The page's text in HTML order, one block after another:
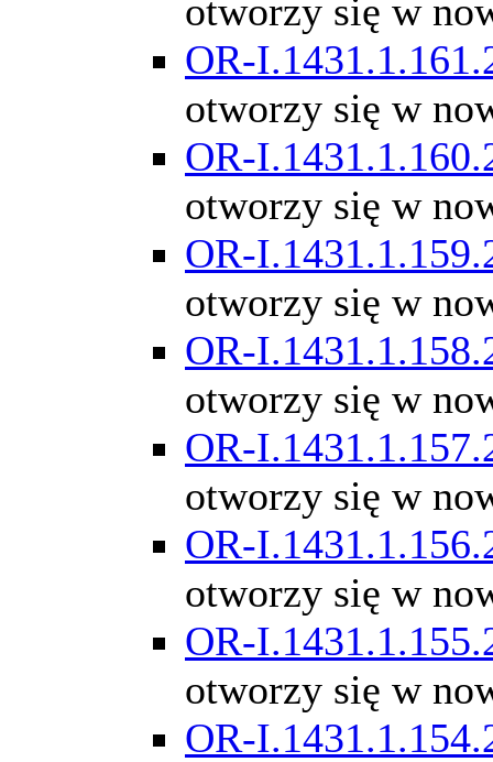
otworzy się w
OR-
otworzy się w
OR-
otworzy się w
OR-
otworzy się w
OR-
otworzy się w
OR-
otworzy się w
OR-
otworzy się w
OR-
otworzy się w
OR-